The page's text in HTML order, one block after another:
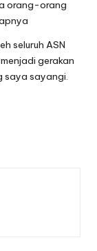
orang-orang
seluruh ASN
gerakan
saya sayangi.